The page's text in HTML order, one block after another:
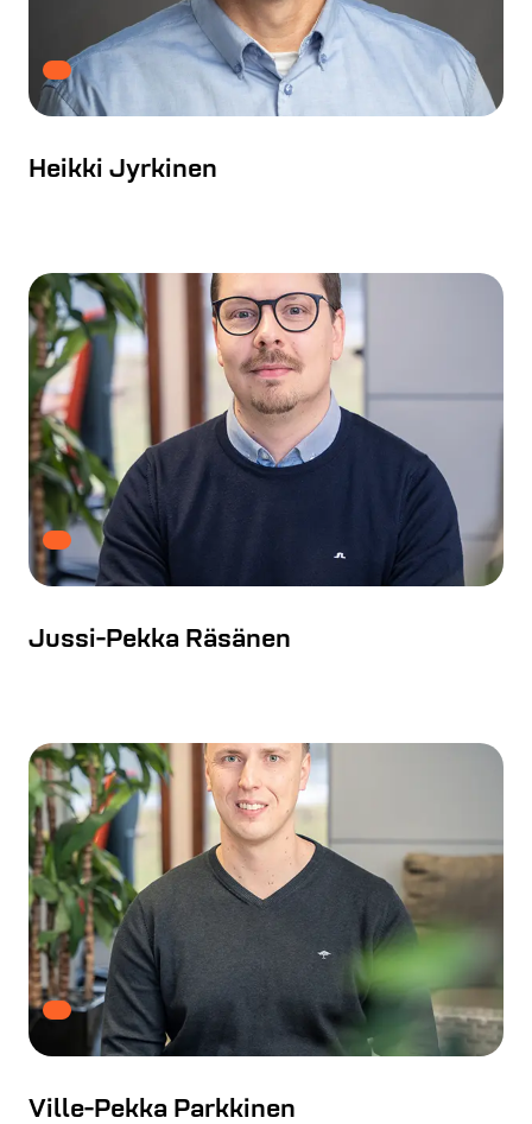
Heikki Jyrkinen
Jussi-Pekka Räsänen
Ville-Pekka Parkkinen